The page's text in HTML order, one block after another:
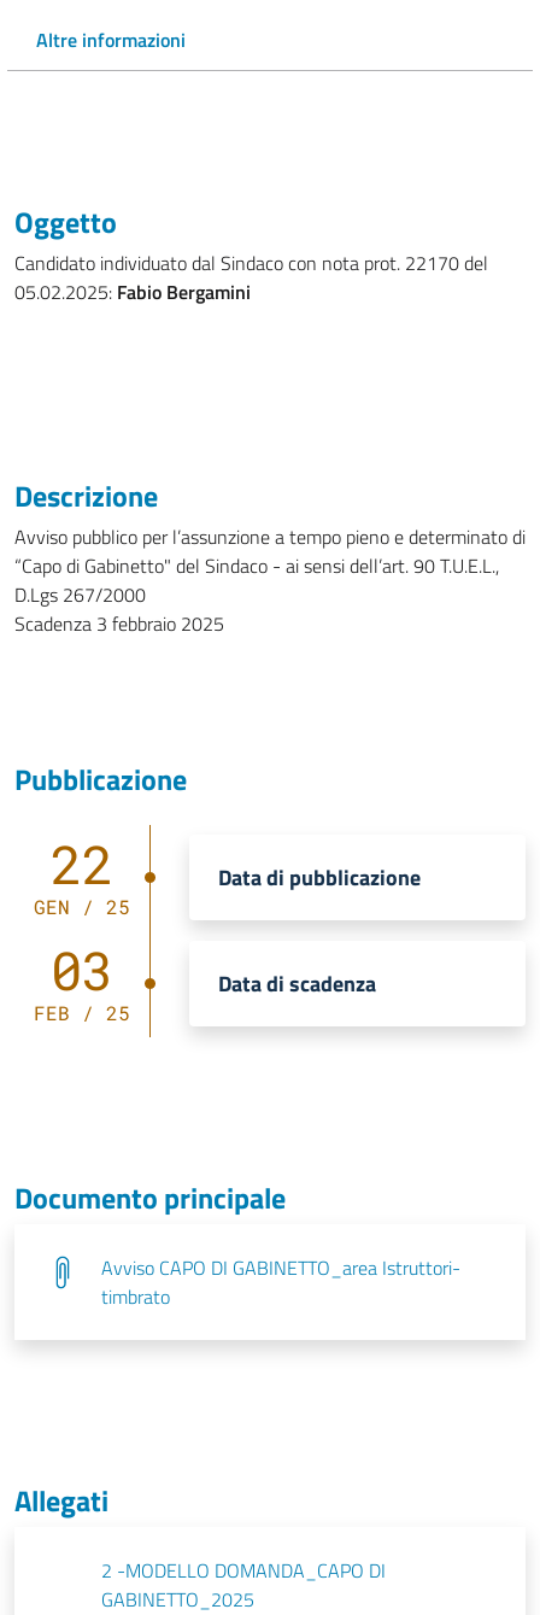
Altre informazioni
Oggetto
Candidato individuato dal Sindaco con nota prot. 22170 del
05.02.2025: Fabio Bergamini
Descrizione
Avviso pubblico per l’assunzione a tempo pieno e determinato di
“Capo di Gabinetto" del Sindaco - ai sensi dell’art. 90 T.U.E.L.,
D.Lgs 267/2000
Scadenza 3 febbraio 2025
Pubblicazione
22
GEN / 25
Data di pubblicazione
03
FEB / 25
Data di scadenza
Documento principale
Avviso CAPO DI GABINETTO_area Istruttori-
timbrato
Allegati
2 -MODELLO DOMANDA_CAPO DI
GABINETTO_2025